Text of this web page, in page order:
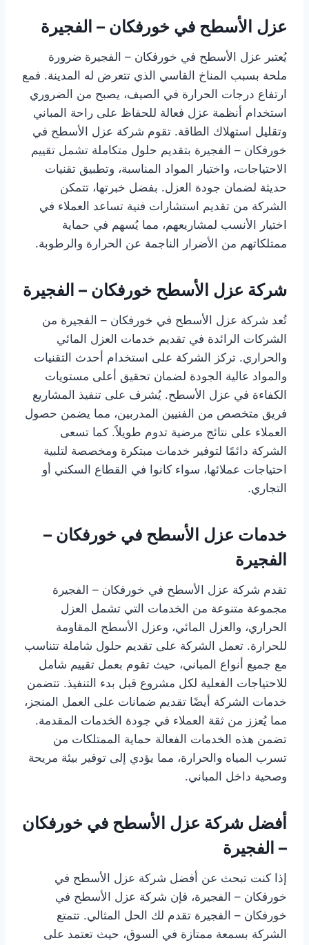
عزل الأسطح في خورفكان – الفجيرة
يُعتبر عزل الأسطح في خورفكان – الفجيرة ضرورة
ملحة بسبب المناخ القاسي الذي تتعرض له المدينة. فمع
ارتفاع درجات الحرارة في الصيف، يصبح من الضروري
استخدام أنظمة عزل فعالة للحفاظ على راحة المباني
وتقليل استهلاك الطاقة. تقوم شركة عزل الأسطح في
خورفكان – الفجيرة بتقديم حلول متكاملة تشمل تقييم
الاحتياجات، واختيار المواد المناسبة، وتطبيق تقنيات
حديثة لضمان جودة العزل. بفضل خبرتها، تتمكن
الشركة من تقديم استشارات فنية تساعد العملاء في
اختيار الأنسب لمشاريعهم، مما يُسهم في حماية
ممتلكاتهم من الأضرار الناجمة عن الحرارة والرطوبة.
شركة عزل الأسطح خورفكان – الفجيرة
تُعد شركة عزل الأسطح في خورفكان – الفجيرة من
الشركات الرائدة في تقديم خدمات العزل المائي
والحراري. تركز الشركة على استخدام أحدث التقنيات
والمواد عالية الجودة لضمان تحقيق أعلى مستويات
الكفاءة في عزل الأسطح. يُشرف على تنفيذ المشاريع
فريق متخصص من الفنيين المدربين، مما يضمن حصول
العملاء على نتائج مرضية تدوم طويلاً. كما تسعى
الشركة دائمًا لتوفير خدمات مبتكرة ومخصصة لتلبية
احتياجات عملائها، سواء كانوا في القطاع السكني أو
التجاري.
خدمات عزل الأسطح في خورفكان –
الفجيرة
تقدم شركة عزل الأسطح في خورفكان – الفجيرة
مجموعة متنوعة من الخدمات التي تشمل العزل
الحراري، والعزل المائي، وعزل الأسطح المقاومة
للحرارة. تعمل الشركة على تقديم حلول شاملة تتناسب
مع جميع أنواع المباني، حيث تقوم بعمل تقييم شامل
للاحتياجات الفعلية لكل مشروع قبل بدء التنفيذ. تتضمن
خدمات الشركة أيضًا تقديم ضمانات على العمل المنجز،
مما يُعزز من ثقة العملاء في جودة الخدمات المقدمة.
تضمن هذه الخدمات الفعالة حماية الممتلكات من
تسرب المياه والحرارة، مما يؤدي إلى توفير بيئة مريحة
وصحية داخل المباني.
أفضل شركة عزل الأسطح في خورفكان
– الفجيرة
إذا كنت تبحث عن أفضل شركة عزل الأسطح في
خورفكان – الفجيرة، فإن شركة عزل الأسطح في
خورفكان – الفجيرة تقدم لك الحل المثالي. تتمتع
الشركة بسمعة ممتازة في السوق، حيث تعتمد على